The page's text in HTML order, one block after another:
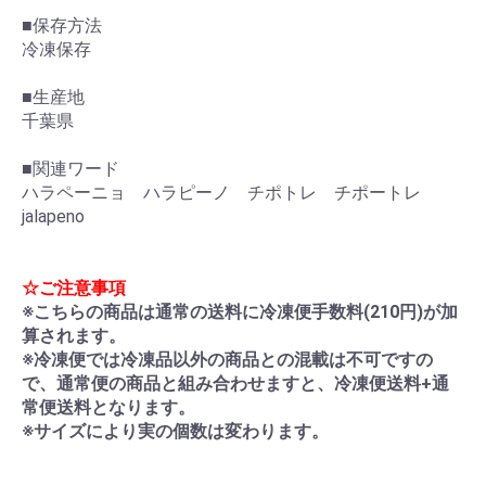
■保存方法
冷凍保存
■生産地
千葉県
■関連ワード
ハラペーニョ ハラピーノ チポトレ チポートレ
jalapeno
☆ご注意事項
※こちらの商品は通常の送料に冷凍便手数料(210円)が加
算されます。
※冷凍便では冷凍品以外の商品との混載は不可ですの
で、通常便の商品と組み合わせますと、冷凍便送料+通
常便送料となります。
※サイズにより実の個数は変わります。